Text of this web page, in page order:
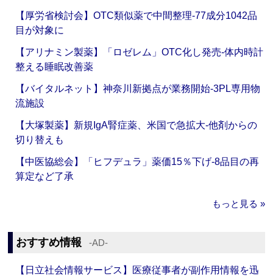
【厚労省検討会】OTC類似薬で中間整理‐77成分1042品
目が対象に
【アリナミン製薬】「ロゼレム」OTC化し発売‐体内時計
整える睡眠改善薬
【バイタルネット】神奈川新拠点が業務開始‐3PL専用物
流施設
【大塚製薬】新規IgA腎症薬、米国で急拡大‐他剤からの
切り替えも
【中医協総会】「ヒフデュラ」薬価15％下げ‐8品目の再
算定など了承
もっと見る »
おすすめ情報 ‐AD‐
【日立社会情報サービス】医療従事者が副作用情報を迅